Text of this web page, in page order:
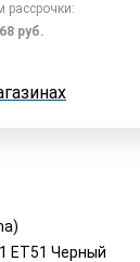
рассрочки:
руб.
В корзину
ET51 Черный